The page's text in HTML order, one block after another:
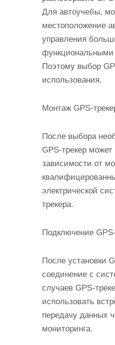
Для автоучебы,
местоположение
управления
функциональными
Поэтому выбор
использования.
Монтаж GPS-
После выбора
GPS-трекер
зависимости от
электрической
трекера.
Подключение
После установки
соединение с
случаев GPS-
использовать
передачу данных
мониторинга.